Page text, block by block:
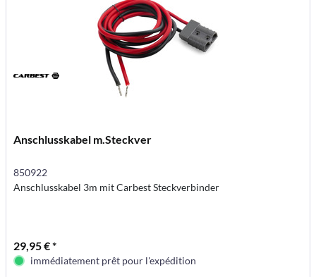
Anschlusskabel m.Steckver
850922
Anschlusskabel 3m mit Carbest Steckverbinder
29,95 € *
immédiatement prêt pour l'expédition